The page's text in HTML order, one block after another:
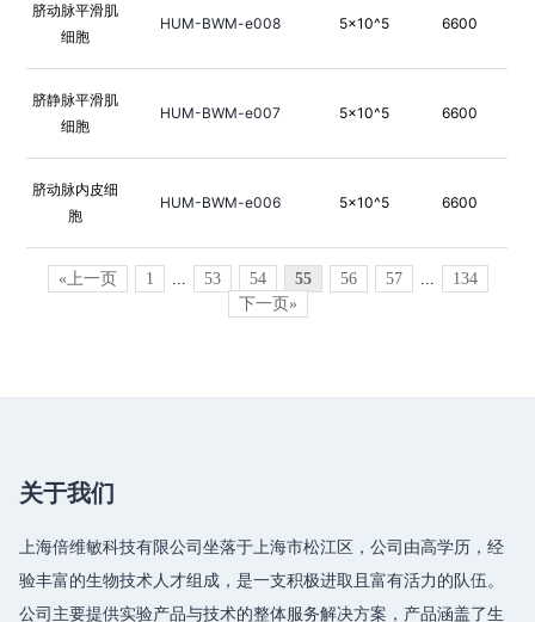
脐动脉平滑肌
细胞
HUM-BWM-e008 5×10^5 6600
脐静脉平滑肌
细胞
HUM-BWM-e007 5×10^5 6600
脐动脉内皮细
胞
HUM-BWM-e006 5×10^5 6600
«上一页 1 ... 53 54 55 56 57 ...
134
下一页»
关于我们
上海倍维敏科技有限公司坐落于上海市松江区，公司由高学历，经
验丰富的生物技术人才组成，是一支积极进取且富有活力的队伍。
公司主要提供实验产品与技术的整体服务解决方案，产品涵盖了生